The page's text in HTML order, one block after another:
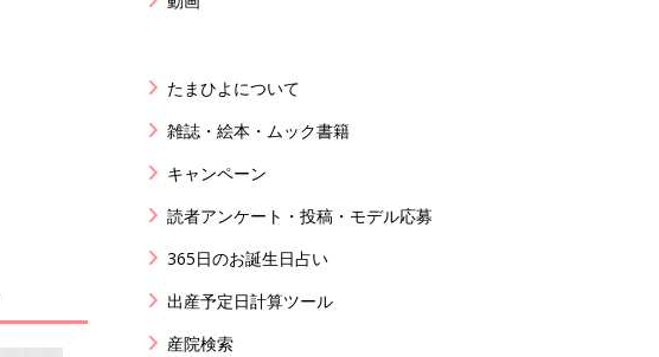
たまひよについて
雑誌・絵本・ムック書籍
キャンペーン
読者アンケート・投稿・モデル応募
365日のお誕生日占い
出産予定日計算ツール
産院検索